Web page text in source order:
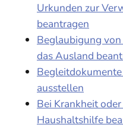
Urkunden zur
beantragen
Beglaubigung
das Ausland
ausstellen
Bei Krankheit
Haushaltshilfe